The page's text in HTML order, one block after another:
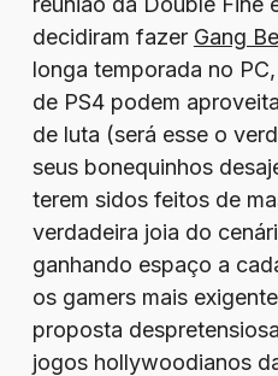
decidiram fazer Gang
longa temporada no
de PS4 podem
de luta (será esse o
seus bonequinhos
terem sidos feitos de
verdadeira joia do
ganhando espaço a
os gamers mais
proposta
jogos hollywoodianos